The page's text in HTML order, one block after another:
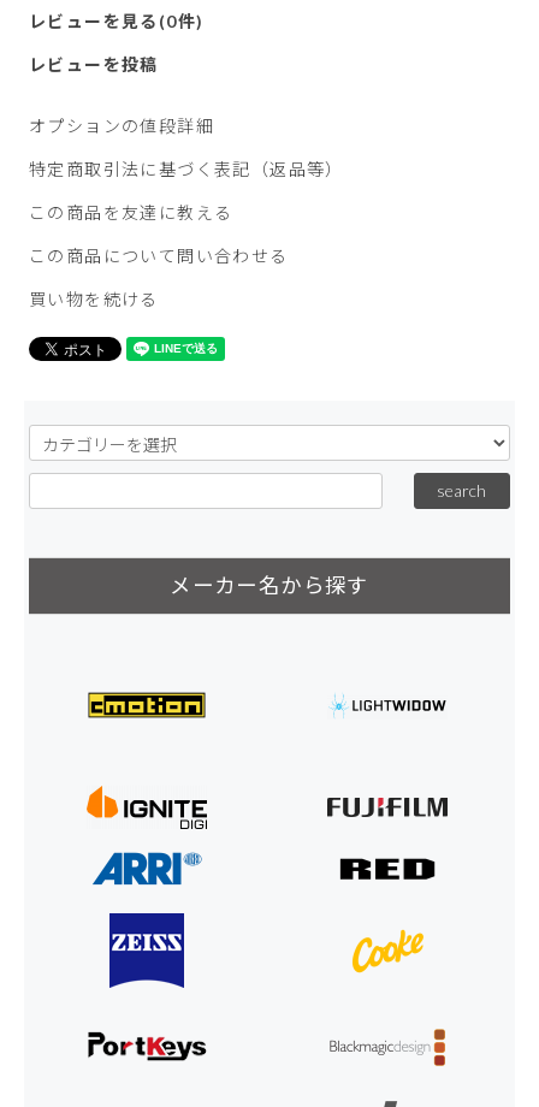
レビューを見る(0件)
レビューを投稿
オプションの値段詳細
特定商取引法に基づく表記（返品等）
この商品を友達に教える
この商品について問い合わせる
買い物を続ける
メーカー名から探す